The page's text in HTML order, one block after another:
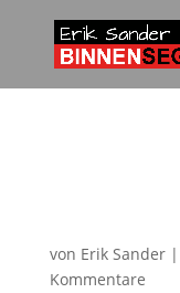
von Erik Sander|
Kommentare